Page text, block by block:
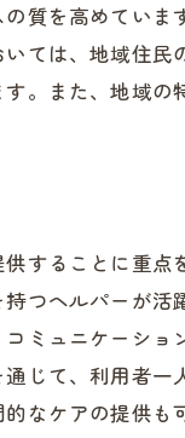
れる資質とスキル
質を高めてい
ては、地域住
。また、地域
することに重
つヘルパーが
ミュニケーシ
じて、利用者
なケアの提供も